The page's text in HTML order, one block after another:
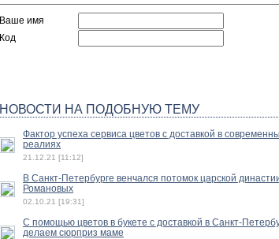
Ваше имя
Код
НОВОСТИ НА ПОДОБНУЮ ТЕМУ
Фактор успеха сервиса цветов с доставкой в
реалиях
21.12.21 [11:12]
В Санкт-Петербурге венчался потомок царской
Романовых
02.10.21 [19:31]
С помощью цветов в букете с доставкой в Санкт-
делаем сюрприз маме